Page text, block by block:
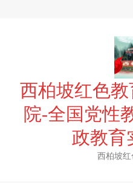
西柏坡红色
院-全国党性
政教育
西柏坡